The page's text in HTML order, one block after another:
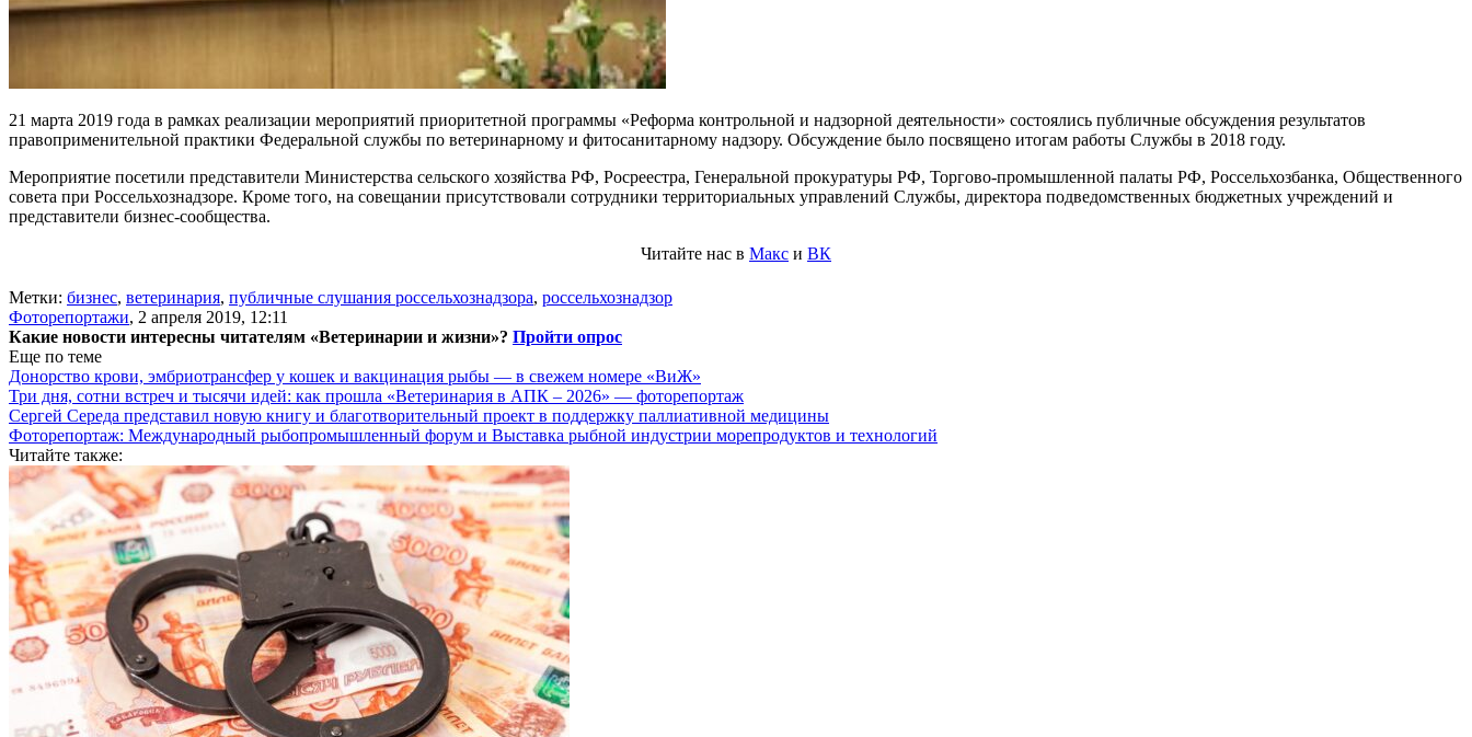
21 марта 2019 года в рамках реализации мероприятий приоритетной программы «Реформа контрольной и надзорной деятельности» состоялись публичные обсуждения результатов
правоприменительной практики Федеральной службы по ветеринарному и фитосанитарному надзору. Обсуждение было посвящено итогам работы Службы в 2018 году.
Мероприятие посетили представители Министерства сельского хозяйства РФ, Росреестра, Генеральной прокуратуры РФ, Торгово-промышленной палаты РФ, Россельхозбанка, Общественного
совета при Россельхознадзоре. Кроме того, на совещании присутствовали сотрудники территориальных управлений Службы, директора подведомственных бюджетных учреждений и
представители бизнес-сообщества.
Читайте нас в Макс и ВК
Метки: бизнес, ветеринария, публичные слушания россельхознадзора, россельхознадзор
Фоторепортажи, 2 апреля 2019, 12:11
Какие новости интересны читателям «Ветеринарии и жизни»? Пройти опрос
Еще по теме
Донорство крови, эмбриотрансфер у кошек и вакцинация рыбы — в свежем номере «ВиЖ»
Три дня, сотни встреч и тысячи идей: как прошла «Ветеринария в АПК – 2026» — фоторепортаж
Сергей Середа представил новую книгу и благотворительный проект в поддержку паллиативной медицины
Фоторепортаж: Международный рыбопромышленный форум и Выставка рыбной индустрии морепродуктов и технологий
Читайте также: